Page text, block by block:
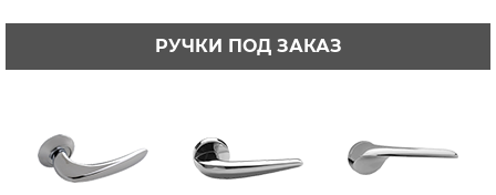
РУЧКИ ПОД ЗАКАЗ